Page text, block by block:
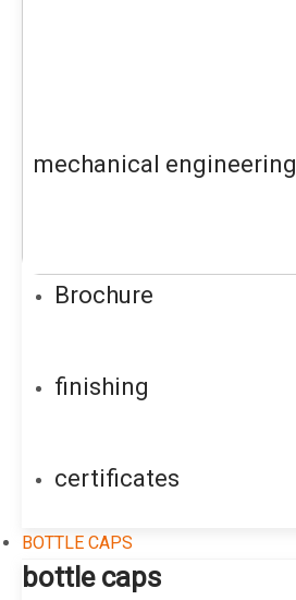
mechanical engineering
Brochure
finishing
certificates
BOTTLE CAPS
bottle caps